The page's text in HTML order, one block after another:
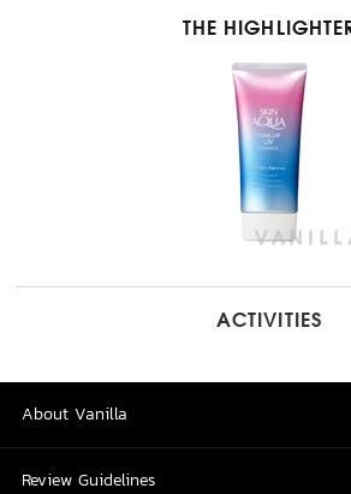
THE
ACTIVITIES
About Vanilla
Review Guidelines